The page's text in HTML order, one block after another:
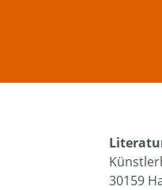
30159